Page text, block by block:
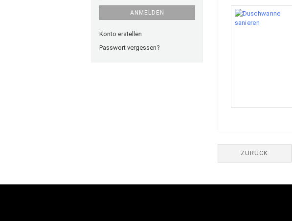
ZURÜCK
ANMELDEN
Konto erstellen
Passwort vergessen?